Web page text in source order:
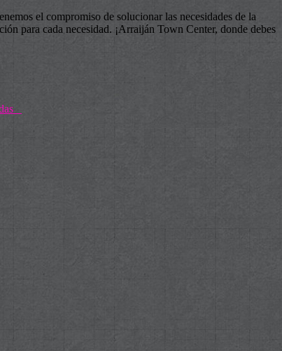
el compromiso de solucionar las necesidades de la
para cada necesidad. ¡Arraiján Town Center, donde debes